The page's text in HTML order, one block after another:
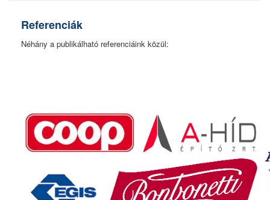
Referenciák
Néhány a publikálható referenciáink közül: